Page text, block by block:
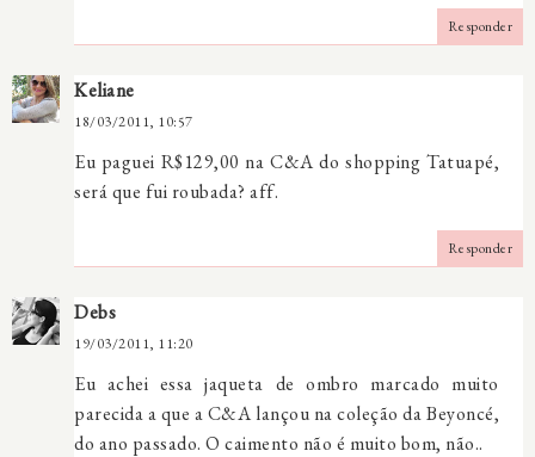
Responder
Keliane
18/03/2011, 10:57
Eu paguei R$129,00 na C&A do shopping Tatuapé,
será que fui roubada? aff.
Responder
Debs
19/03/2011, 11:20
Eu achei essa jaqueta de ombro marcado muito
parecida a que a C&A lançou na coleção da Beyoncé,
do ano passado. O caimento não é muito bom, não..